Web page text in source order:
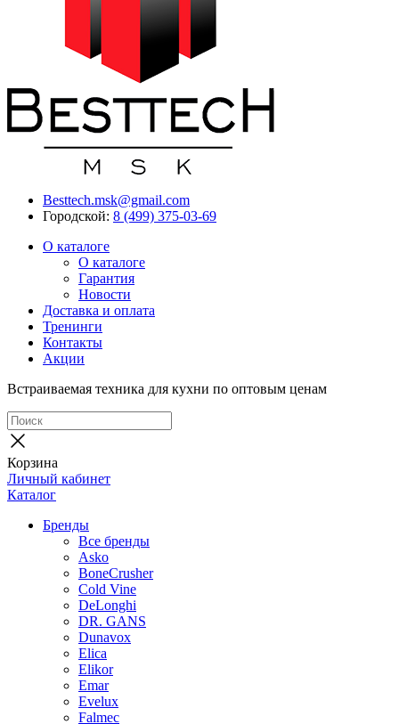
Besttech.msk@gmail.com
Городской: 8 (499) 375-03-69
О каталоге
О каталоге
Гарантия
Новости
Доставка и оплата
Тренинги
Контакты
Акции
Встраиваемая техника для кухни по оптовым ценам
Корзина
Личный кабинет
Каталог
Бренды
Все бренды
Asko
BoneCrusher
Cold Vine
DeLonghi
DR. GANS
Dunavox
Elica
Elikor
Emar
Evelux
Falmec